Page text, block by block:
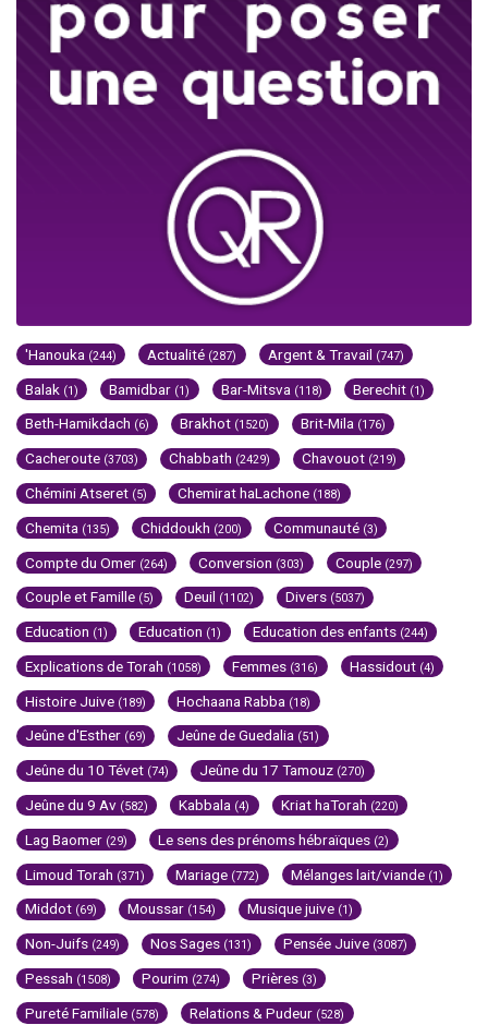
'Hanouka (244) Actualité (287) Argent & Travail (747)
Balak (1) Bamidbar (1) Bar-Mitsva (118) Berechit (1)
Beth-Hamikdach (6) Brakhot (1520) Brit-Mila (176)
Cacheroute (3703) Chabbath (2429) Chavouot (219)
Chémini Atseret (5) Chemirat haLachone (188)
Chemita (135) Chiddoukh (200) Communauté (3)
Compte du Omer (264) Conversion (303) Couple (297)
Couple et Famille (5) Deuil (1102) Divers (5037)
Education (1) Education (1) Education des enfants (244)
Explications de Torah (1058) Femmes (316) Hassidout (4)
Histoire Juive (189) Hochaana Rabba (18)
Jeûne d'Esther (69) Jeûne de Guedalia (51)
Jeûne du 10 Tévet (74) Jeûne du 17 Tamouz (270)
Jeûne du 9 Av (582) Kabbala (4) Kriat haTorah (220)
Lag Baomer (29) Le sens des prénoms hébraïques (2)
Limoud Torah (371) Mariage (772) Mélanges lait/viande (1)
Middot (69) Moussar (154) Musique juive (1)
Non-Juifs (249) Nos Sages (131) Pensée Juive (3087)
Pessah (1508) Pourim (274) Prières (3)
Pureté Familiale (578) Relations & Pudeur (528)